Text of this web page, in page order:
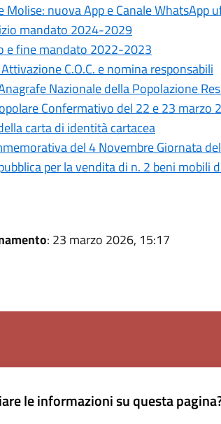
Molise: nuova App e Canale WhatsApp
mandato 2024-2029
e fine mandato 2022-2023
C.O.C. e nomina responsabili
Nazionale della Popolazione
Confermativo del 22 e 23 marzo
carta di identità cartacea
del 4 Novembre Giornata
per la vendita di n. 2 beni mobili
: 23 marzo 2026, 15:17
le informazioni su questa